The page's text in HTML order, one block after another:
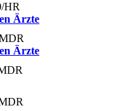
/HR
Ärzte
Ärzte